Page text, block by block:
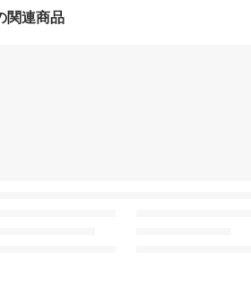
関連商品